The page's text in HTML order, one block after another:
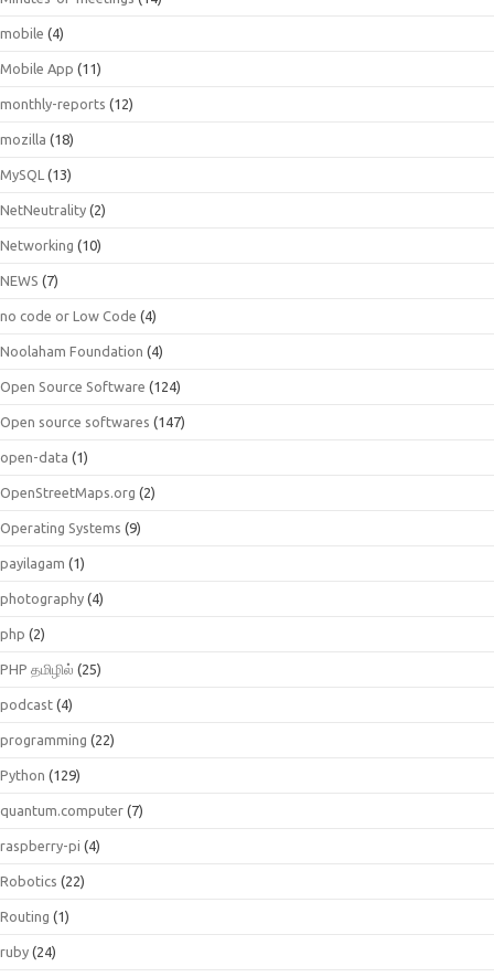
mobile (4)
Mobile App (11)
monthly-reports (12)
mozilla (18)
MySQL (13)
NetNeutrality (2)
Networking (10)
NEWS (7)
no code or Low Code (4)
Noolaham Foundation (4)
Open Source Software (124)
Open source softwares (147)
open-data (1)
OpenStreetMaps.org (2)
Operating Systems (9)
payilagam (1)
photography (4)
php (2)
PHP தமிழில் (25)
podcast (4)
programming (22)
Python (129)
quantum.computer (7)
raspberry-pi (4)
Robotics (22)
Routing (1)
ruby (24)